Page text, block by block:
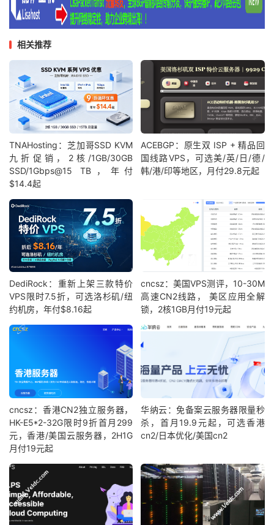
相关推荐
TNAHosting：芝加哥SSD KVM
九折促销，2核/1GB/30GB
SSD/1Gbps@15 TB，年付
$14.4起
ACEBGP：原生双 ISP + 精品回
国线路VPS，可选美/英/日/德/
韩/港/印等地区，月付29.8元起
DediRock：重新上架三款特价
VPS限时7.5折，可选洛杉矶/纽
约机房，年付$8.16起
cncsz：美国VPS测评，10-30M
高速CN2线路， 美区应用全解
锁，2核1GB月付19元起
cncsz：香港CN2独立服务器，
HK-E5*2-32G限时9折首月299
元，香港/美国云服务器，2H1G
月付19元起
华纳云：免备案云服务器限量秒
杀，首月19.9元起，可选香港
cn2/日本优化/美国cn2